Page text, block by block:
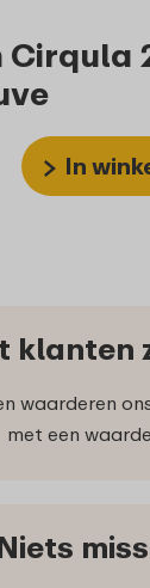
In
klanten
waarderen
met een